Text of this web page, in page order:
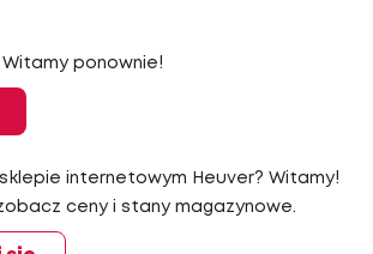
ponownie!
internetowym Heuver? Witamy!
ceny i stany magazynowe.